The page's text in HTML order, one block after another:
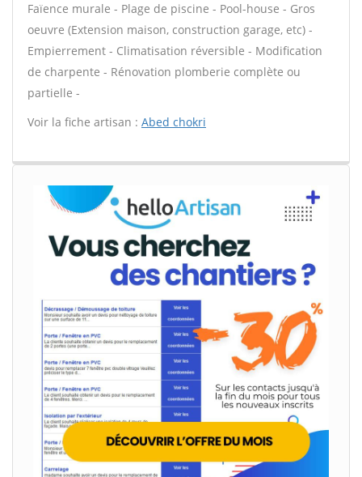
Faïence murale - Plage de piscine - Pool-house - Gros
oeuvre (Extension maison, construction garage, etc) -
Empierrement - Climatisation réversible - Modification
de charpente - Rénovation plomberie complète ou
partielle -
Voir la fiche artisan : Abed chokri